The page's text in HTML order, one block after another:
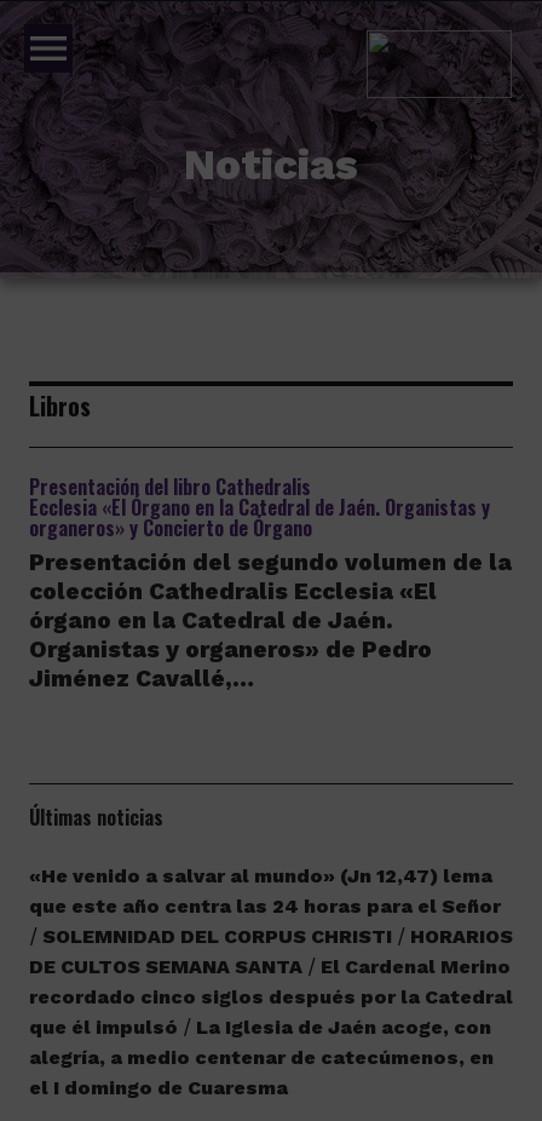
menu
Noticias
Libros
Presentación del libro Cathedralis
Ecclesia «El Órgano en la Catedral de Jaén. Organistas y
organeros» y Concierto de Órgano
Presentación del segundo volumen de la
colección Cathedralis Ecclesia «El
órgano en la Catedral de Jaén.
Organistas y organeros» de Pedro
Jiménez Cavallé,…
Últimas noticias
«He venido a salvar al mundo» (Jn 12,47) lema
que este año centra las 24 horas para el Señor
SOLEMNIDAD DEL CORPUS CHRISTI
HORARIOS
DE CULTOS SEMANA SANTA
El Cardenal Merino
recordado cinco siglos después por la Catedral
que él impulsó
La Iglesia de Jaén acoge, con
alegría, a medio centenar de catecúmenos, en
el I domingo de Cuaresma